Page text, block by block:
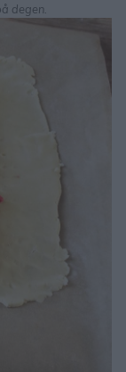
degen.